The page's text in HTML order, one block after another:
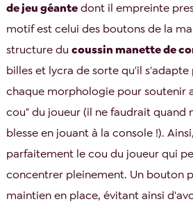
de jeu géantedont il empreinte
motif est celui des boutons de la
structure ducoussin manette de
billes et lycra de sorte qu'il
chaque morphologie pour soutenir
cou" du joueur (il ne faudrait quand
blesse en jouant à la console !).
parfaitement le cou du joueur qui
concentrer pleinement. Un bouton
maintien en place, évitant ainsi